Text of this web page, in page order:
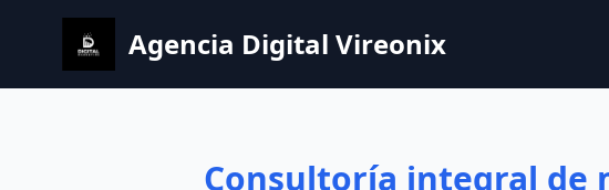
Agencia Digital Vireonix
Consultoría integral de